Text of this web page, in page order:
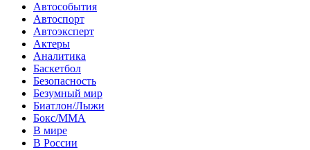
Автособытия
Автоспорт
Автоэксперт
Актеры
Аналитика
Баскетбол
Безопасность
Безумный мир
Биатлон/Лыжи
Бокс/MMA
В мире
В России